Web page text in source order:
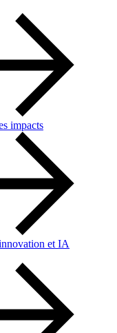
impacts
et IA